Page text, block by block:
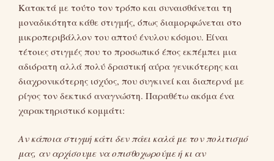
Κατακτά με τούτο τον τρόπο και συναισθάνεται τη
μοναδικότητα κάθε στιγμής, όπως διαμορφώνεται στο
μικροπεριβάλλον του απτού ένυλου κόσμου. Είναι
τέτοιες στιγμές που το προσωπικό έπος εκπέμπει μια
αδιόρατη αλλά πολύ δραστική αύρα γενικότερης και
διαχρονικότερης ισχύος, που συγκινεί και διαπερνά με
ρίγος τον δεκτικό αναγνώστη. Παραθέτω ακόμα ένα
χαρακτηριστικό κομμάτι:
Αν κάποια στιγμή κάτι δεν πάει καλά με τον πολιτισμό
μας, αν αρχίσουμε να οπισθοχωρούμε ή κι αν